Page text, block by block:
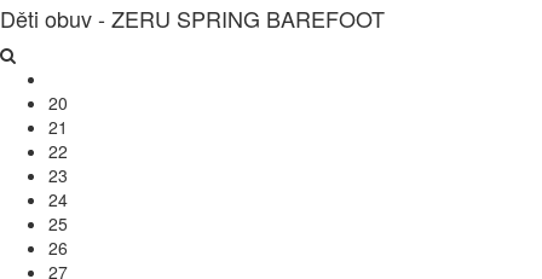
Děti obuv - ZERU SPRING BAREFOOT
20
21
22
23
24
25
26
27